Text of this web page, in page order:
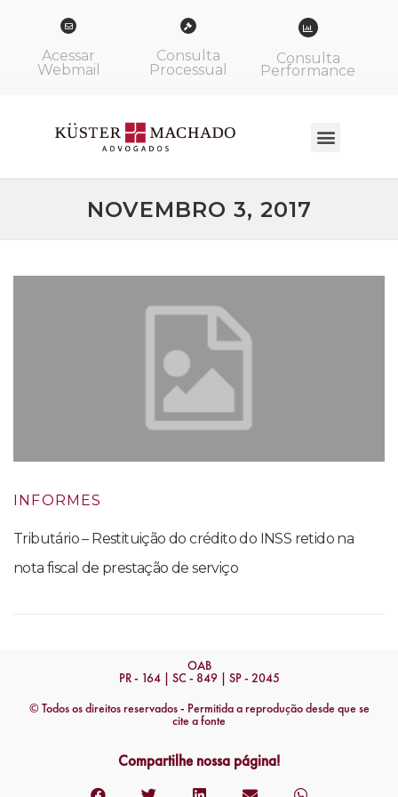
Acessar
Webmail
Consulta
Processual
Consulta
Performance
NOVEMBRO 3, 2017
INFORMES
Tributário – Restituição do crédito do INSS retido na
nota fiscal de prestação de serviço
OAB
PR - 164 | SC - 849 | SP - 2045
© Todos os direitos reservados - Permitida a reprodução desde que se
cite a fonte
Compartilhe nossa página!